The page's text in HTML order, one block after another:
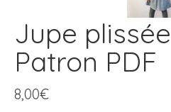
Jupe
Patron PDF
8,00€